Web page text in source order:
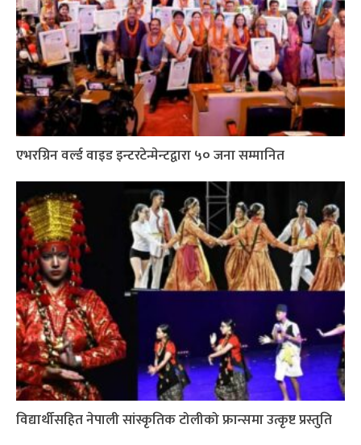
एभरग्रिन वर्ल्ड वाइड इन्टरटेन्मेन्टद्वारा ५० जना सम्मानित
विद्यार्थीसहित नेपाली सांस्कृतिक टोलीको फ्रान्समा उत्कृष्ट प्रस्तुति